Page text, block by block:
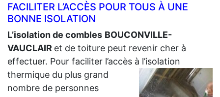
FACILITER L’ACCÈS POUR TOUS À UNE
BONNE ISOLATION
L’isolation de combles BOUCONVILLE-
VAUCLAIR et de toiture peut revenir cher à
effectuer. Pour faciliter l’accès à l’isolation
thermique du plus grand
nombre de personnes